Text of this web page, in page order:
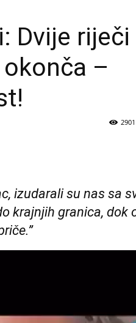
Dvije riječi
–
2901
izudarali su nas sa
krajnjih granica, dok